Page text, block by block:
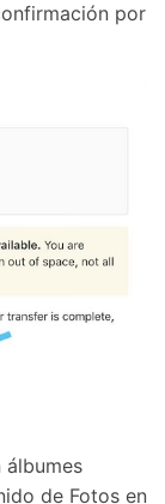
por
de Fotos en